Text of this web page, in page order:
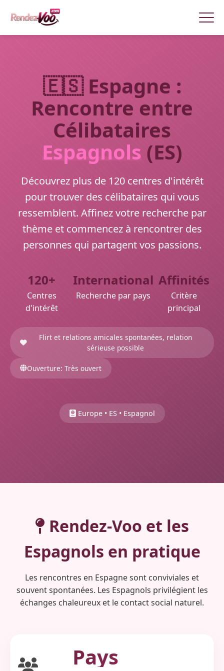
🇪🇸 Espagne :
Rencontre entre
Célibataires
Espagnols (ES)
Découvrez plus de 120 centres d'intérêt
pour trouver des célibataires qui vous
ressemblent. Affinez votre recherche par
thème et commencez à rencontrer des
personnes qui partagent vos passions.
120+
Centres
d'intérêt
International
Recherche par pays
Affinités
Critère
principal
Flirt et relations amicales spontanées, relation
sérieuse possible
Ouverture: Très ouvert
Europe • ES • Espagnol
Rendez-Voo et les
Espagnols en pratique
Les rencontres en Espagne sont conviviales et
souvent spontanées. Les Espagnols privilégient les
échanges chaleureux et le contact social naturel.
Pays